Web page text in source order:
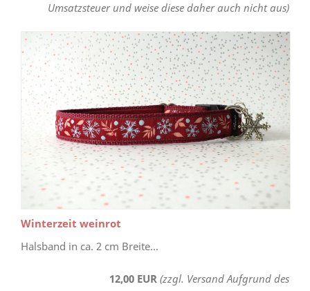
Umsatzsteuer und weise diese daher auch nicht aus)
Winterzeit weinrot
Halsband in ca. 2 cm Breite...
12,00 EUR (zzgl. Versand Aufgrund des